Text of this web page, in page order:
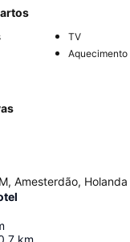
TV
Aquecimento
Amesterdão, Holanda